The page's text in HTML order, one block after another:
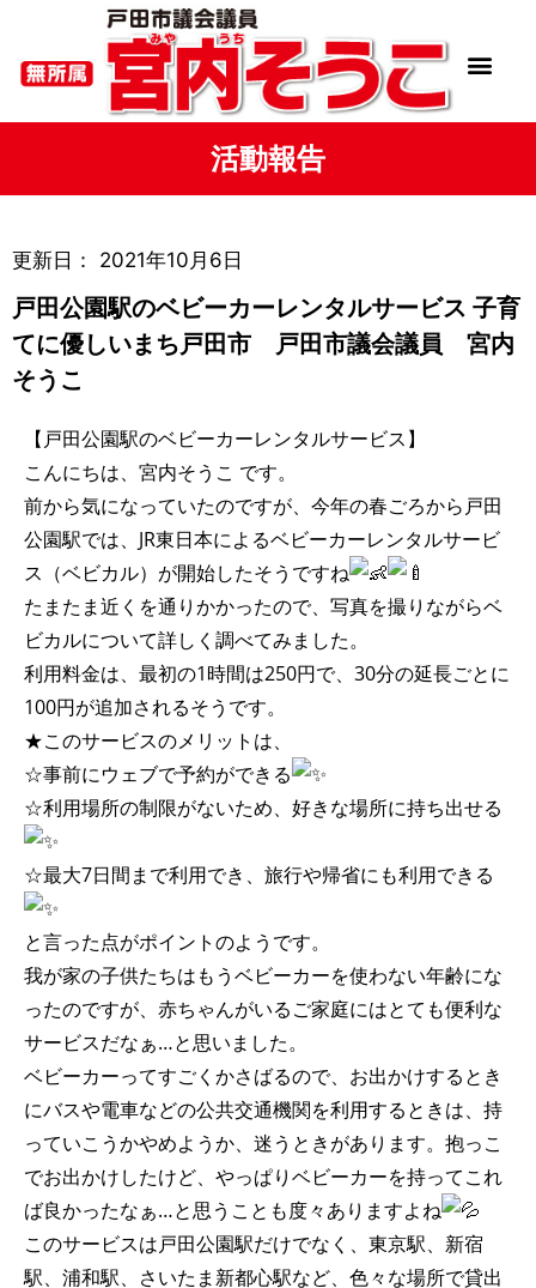
活動報告
更新日： 2021年10月6日
戸田公園駅のベビーカーレンタルサービス 子育
てに優しいまち戸田市 戸田市議会議員 宮内
そうこ
【戸田公園駅のベビーカーレンタルサービス】
こんにちは、宮内そうこ です。
前から気になっていたのですが、今年の春ごろから戸田
公園駅では、JR東日本によるベビーカーレンタルサービ
ス（ベビカル）が開始したそうですね
たまたま近くを通りかかったので、写真を撮りながらベ
ビカルについて詳しく調べてみました。
利用料金は、最初の1時間は250円で、30分の延長ごとに
100円が追加されるそうです。
★このサービスのメリットは、
☆事前にウェブで予約ができる
☆利用場所の制限がないため、好きな場所に持ち出せる
☆最大7日間まで利用でき、旅行や帰省にも利用できる
と言った点がポイントのようです。
我が家の子供たちはもうベビーカーを使わない年齢にな
ったのですが、赤ちゃんがいるご家庭にはとても便利な
サービスだなぁ…と思いました。
ベビーカーってすごくかさばるので、お出かけするとき
にバスや電車などの公共交通機関を利用するときは、持
っていこうかやめようか、迷うときがあります。抱っこ
でお出かけしたけど、やっぱりベビーカーを持ってこれ
ば良かったなぁ…と思うことも度々ありますよね
このサービスは戸田公園駅だけでなく、東京駅、新宿
駅、浦和駅、さいたま新都心駅など、色々な場所で貸出